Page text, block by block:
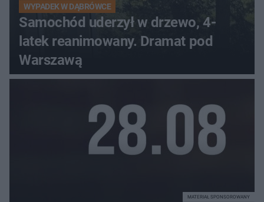
WYPADEK W DĄBRÓWCE
Samochód uderzył w drzewo, 4-
latek reanimowany. Dramat pod
Warszawą
MATERIAŁ SPONSOROWANY